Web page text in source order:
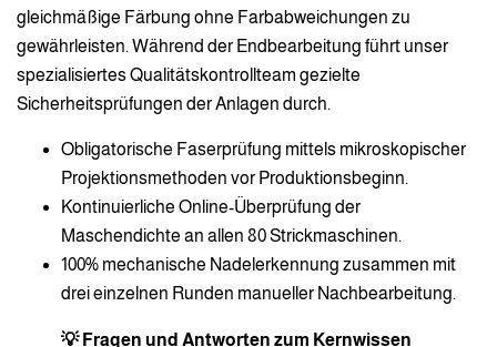
gleichmäßige Färbung ohne Farbabweichungen zu
gewährleisten. Während der Endbearbeitung führt unser
spezialisiertes Qualitätskontrollteam gezielte
Sicherheitsprüfungen der Anlagen durch.
Obligatorische Faserprüfung mittels mikroskopischer
Projektionsmethoden vor Produktionsbeginn.
Kontinuierliche Online-Überprüfung der
Maschendichte an allen 80 Strickmaschinen.
100% mechanische Nadelerkennung zusammen mit
drei einzelnen Runden manueller Nachbearbeitung.
💡 Fragen und Antworten zum Kernwissen